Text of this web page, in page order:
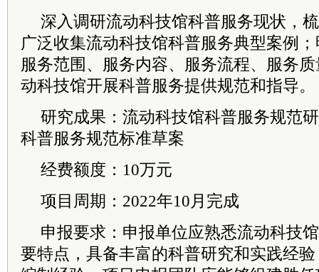
深入调研流动科技馆科普服务现状，
广泛收集流动科技馆科普服务典型案例
服务范围、服务内容、服务流程、服务
动科技馆开展科普服务提供规范和指导。
研究成果：流动科技馆科普服务规范
科普服务规范标准草案
经费额度：10万元
项目周期：2022年10月完成
申报要求：申报单位应熟悉流动科技
要特点，具备丰富的科普研究和实践经